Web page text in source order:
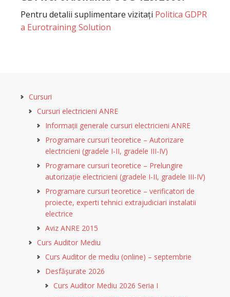
Pentru detalii suplimentare vizitați Politica GDPR
a Eurotraining Solution
Cursuri
Cursuri electricieni ANRE
Informații generale cursuri electricieni ANRE
Programare cursuri teoretice – Autorizare
electricieni (gradele I-II, gradele III-IV)
Programare cursuri teoretice – Prelungire
autorizație electricieni (gradele I-II, gradele III-IV)
Programare cursuri teoretice – verificatori de
proiecte, experti tehnici extrajudiciari instalatii
electrice
Aviz ANRE 2015
Curs Auditor Mediu
Curs Auditor de mediu (online) – septembrie
Desfășurate 2026
Curs Auditor Mediu 2026 Seria I